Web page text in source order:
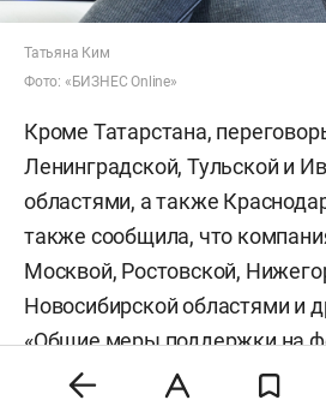
Татьяна Ким
Фото: «БИЗНЕС Online»
Кроме Татарстана,
Ленинградской, Тульской и
областями, а также
также сообщила, что
Москвой, Ростовской,
Новосибирской областями и
«Общие меры поддержки на
уровне также находятся в